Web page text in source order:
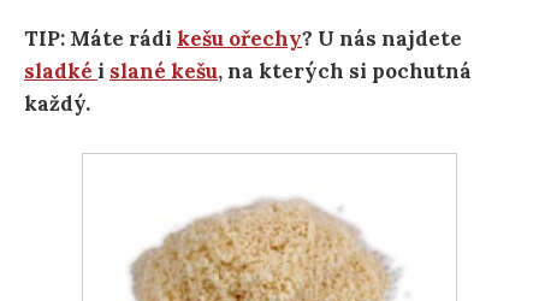
TIP: Máte rádi kešu ořechy? U nás najdete
sladké i slané kešu, na kterých si pochutná
každý.